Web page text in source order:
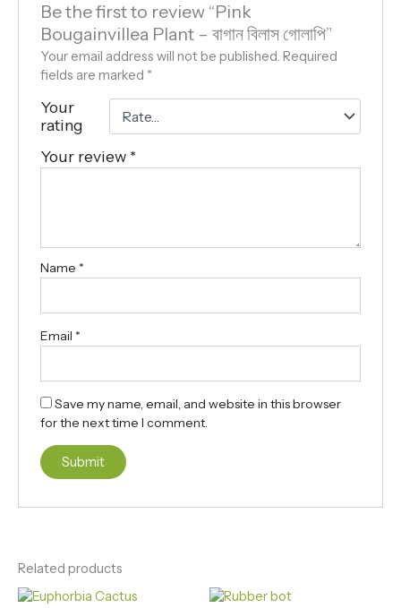
Be the first to review “Pink
Bougainvillea Plant – বাগান বিলাস গোলাপি”
Your email address will not be published. Required
fields are marked *
Your
rating
Your review *
Name *
Email *
Save my name, email, and website in this browser
for the next time I comment.
Related products
Original
Current